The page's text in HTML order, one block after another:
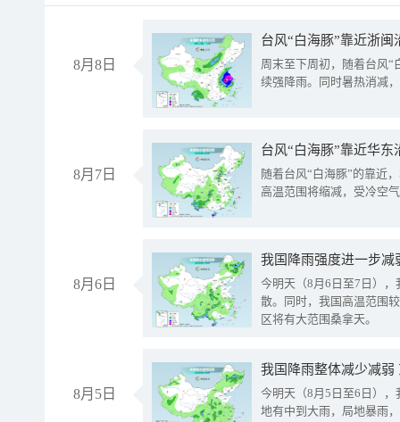
8月8日
台风“白海豚”靠近浙
周末至下周初，随着台风“
续强降雨。同时暑热消减
8月7日
台风“白海豚”靠近华
随着台风“白海豚”的靠近
高温范围将缩减，受冷空
8月6日
今明天（8月6日至7日）
散。同时，我国高温范围
区将有大范围桑拿天。
8月5日
我国降雨整体减少减弱
今明天（8月5日至6日）
地有中到大雨，局地暴雨